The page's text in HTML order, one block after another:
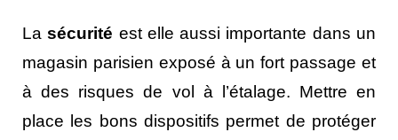
Lasécurité est elle aussi importante dans un
magasin parisien exposé à un fort passage et
à des risques de vol à l’étalage. Mettre en
place les bons dispositifs permet de protéger